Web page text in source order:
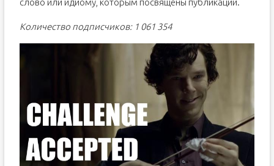
слово или идиому, которым посвящены публикации.
Количество подписчиков: 1 061 354